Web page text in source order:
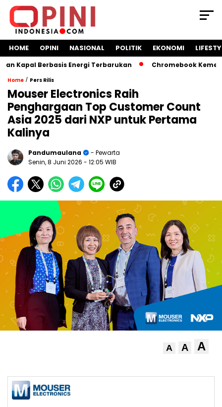
HOME OPINI NASIONAL POLITIK EKONOMI
Berbasis Energi Terbarukan Chromebook
Home / Pers Rilis
Mouser Electronics Raih
Penghargaan Top Customer Count
Asia 2025 dari NXP untuk Pertama
Kalinya
Pandumaulana
- Pewarta
Senin, 8 Juni 2026 - 12:05 WIB
A A A